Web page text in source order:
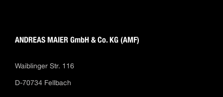
ANDREAS MAIER GmbH & Co. KG (AMF)
Waiblinger Str. 116
D-70734 Fellbach